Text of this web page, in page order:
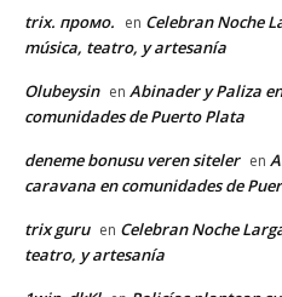
trix. промо. en Celebran Noche
música, teatro, y artesanía
Olubeysin en Abinader y Paliza
comunidades de Puerto Plata
deneme bonusu veren siteler en
caravana en comunidades de
trix guru en Celebran Noche
teatro, y artesanía